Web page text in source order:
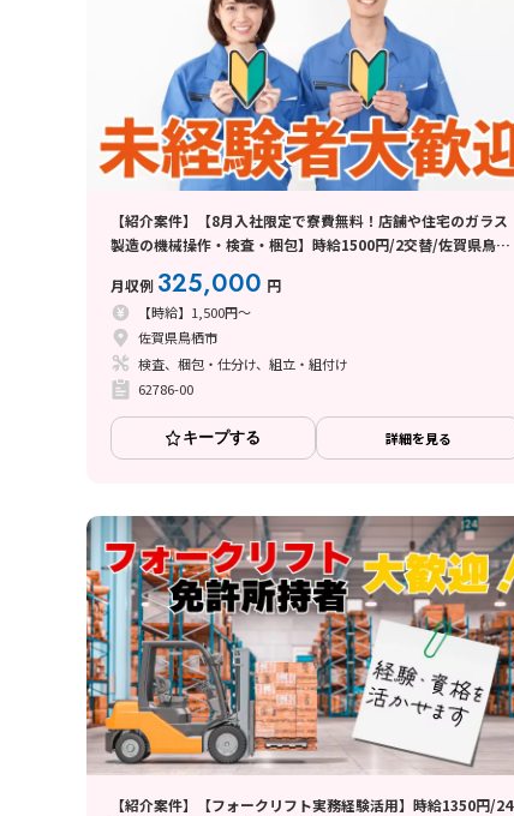
【紹介案件】【8月入社限定で寮費無料！店舗や住宅のガラス
製造の機械操作・検査・梱包】時給1500円/2交替/佐賀県鳥栖
中旬入社
月収例 325,000 円
【時給】1,500円～
佐賀県鳥栖市
検査、梱包・仕分け、組立・組付け
62786-00
キープする 詳細を見る
【紹介案件】【フォークリフト実務経験活用】時給1350円/24